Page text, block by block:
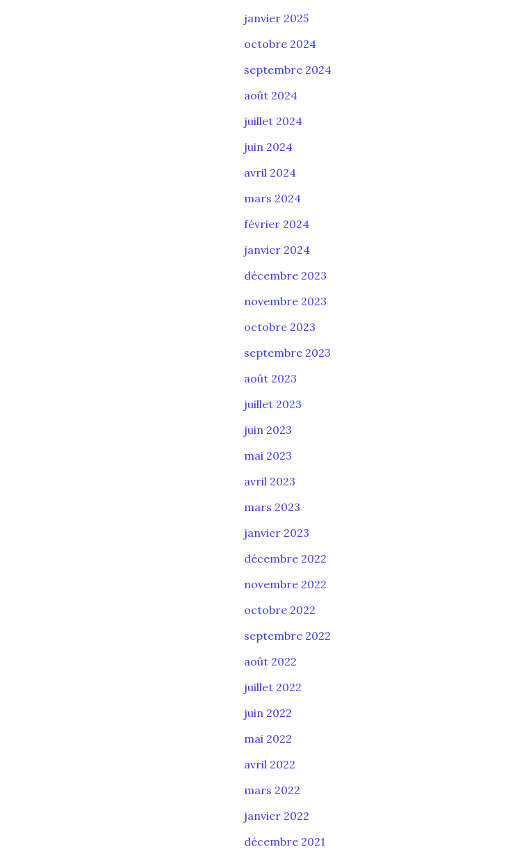
janvier 2025
octobre 2024
septembre 2024
août 2024
juillet 2024
juin 2024
avril 2024
mars 2024
février 2024
janvier 2024
décembre 2023
novembre 2023
octobre 2023
septembre 2023
août 2023
juillet 2023
juin 2023
mai 2023
avril 2023
mars 2023
janvier 2023
décembre 2022
novembre 2022
octobre 2022
septembre 2022
août 2022
juillet 2022
juin 2022
mai 2022
avril 2022
mars 2022
janvier 2022
décembre 2021